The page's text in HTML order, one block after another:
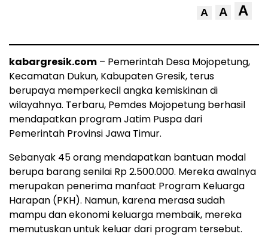
A A A
kabargresik.com – Pemerintah Desa Mojopetung,
Kecamatan Dukun, Kabupaten Gresik, terus
berupaya memperkecil angka kemiskinan di
wilayahnya. Terbaru, Pemdes Mojopetung berhasil
mendapatkan program Jatim Puspa dari
Pemerintah Provinsi Jawa Timur.
Sebanyak 45 orang mendapatkan bantuan modal
berupa barang senilai Rp 2.500.000. Mereka awalnya
merupakan penerima manfaat Program Keluarga
Harapan (PKH). Namun, karena merasa sudah
mampu dan ekonomi keluarga membaik, mereka
memutuskan untuk keluar dari program tersebut.